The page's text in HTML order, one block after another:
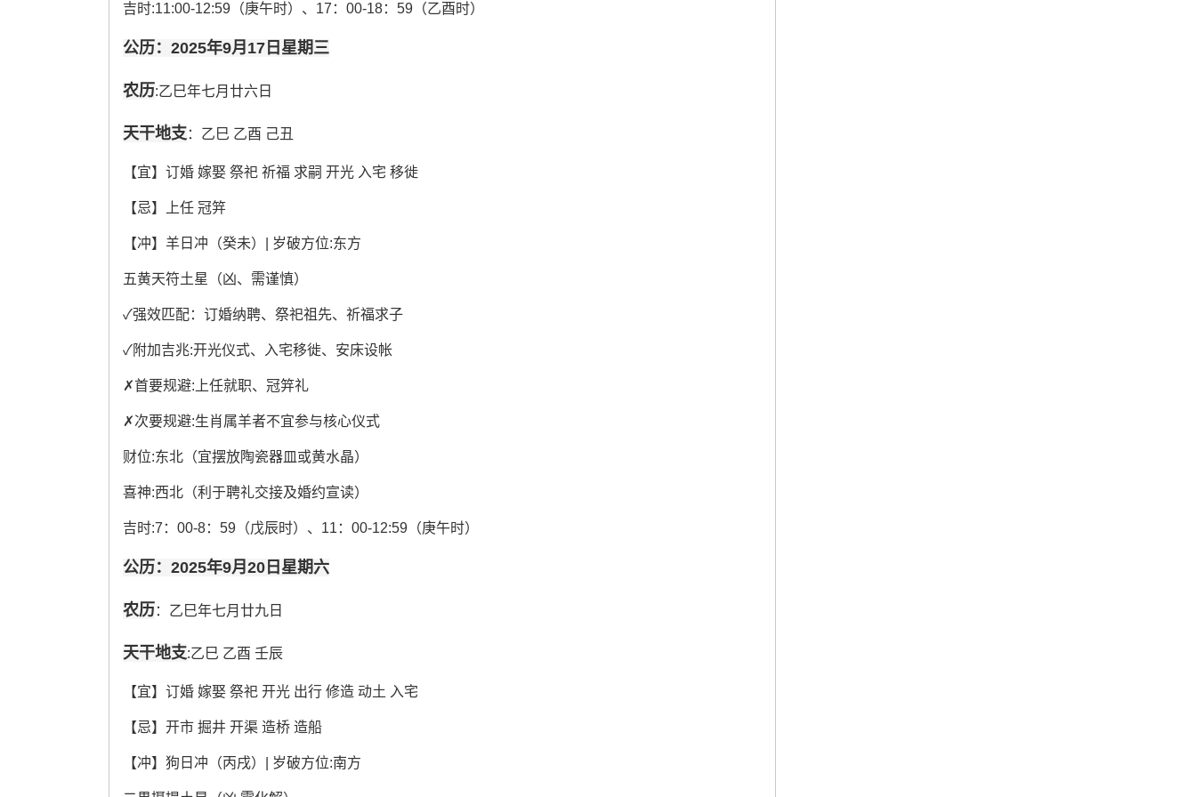
吉时:11:00-12:59（庚午时）、17：00-18：59（乙酉时）
公历：2025年9月17日星期三
农历:乙巳年七月廿六日
天干地支：乙巳 乙酉 己丑
【宜】订婚 嫁娶 祭祀 祈福 求嗣 开光 入宅 移徙
【忌】上任 冠笄
【冲】羊日冲（癸未）| 岁破方位:东方
五黄天符土星（凶、需谨慎）
✓强效匹配：订婚纳聘、祭祀祖先、祈福求子
✓附加吉兆:开光仪式、入宅移徙、安床设帐
✗首要规避:上任就职、冠笄礼
✗次要规避:生肖属羊者不宜参与核心仪式
财位:东北（宜摆放陶瓷器皿或黄水晶）
喜神:西北（利于聘礼交接及婚约宣读）
吉时:7：00-8：59（戊辰时）、11：00-12:59（庚午时）
公历：2025年9月20日星期六
农历：乙巳年七月廿九日
天干地支:乙巳 乙酉 壬辰
【宜】订婚 嫁娶 祭祀 开光 出行 修造 动土 入宅
【忌】开市 掘井 开渠 造桥 造船
【冲】狗日冲（丙戌）| 岁破方位:南方